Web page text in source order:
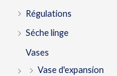
Régulations
Séche linge
Vases
Vase d'expansion